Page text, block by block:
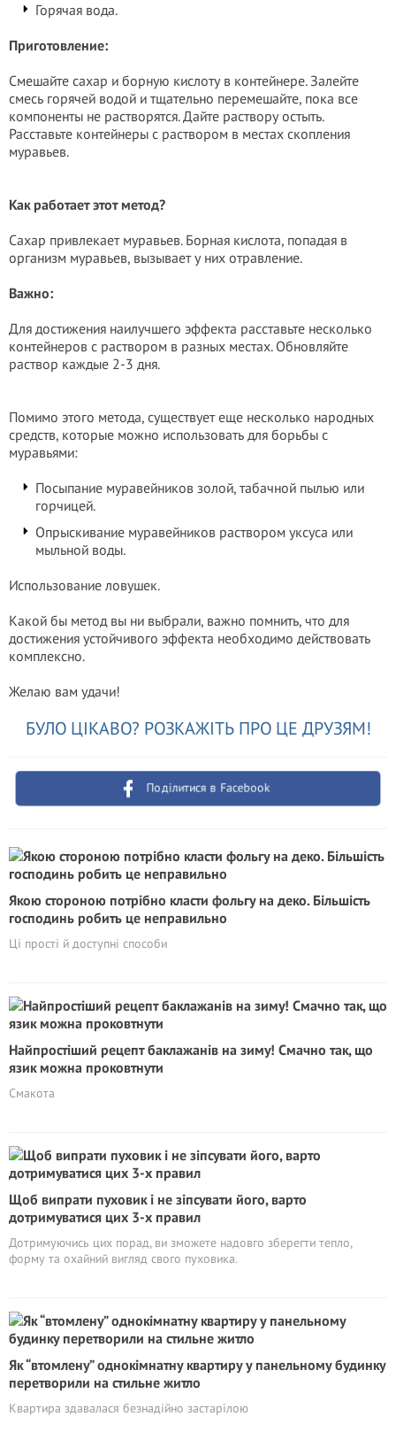
Горячая вода.
Приготовление:
Смешайте сахар и борную кислоту в контейнере. Залейте
смесь горячей водой и тщательно перемешайте, пока все
компоненты не растворятся. Дайте раствору остыть.
Расставьте контейнеры с раствором в местах скопления
муравьев.
Как работает этот метод?
Сахар привлекает муравьев. Борная кислота, попадая в
организм муравьев, вызывает у них отравление.
Важно:
Для достижения наилучшего эффекта расставьте несколько
контейнеров с раствором в разных местах. Обновляйте
раствор каждые 2-3 дня.
Помимо этого метода, существует еще несколько народных
средств, которые можно использовать для борьбы с
муравьями:
Посыпание муравейников золой, табачной пылью или
горчицей.
Опрыскивание муравейников раствором уксуса или
мыльной воды.
Использование ловушек.
Какой бы метод вы ни выбрали, важно помнить, что для
достижения устойчивого эффекта необходимо действовать
комплексно.
Желаю вам удачи!
БУЛО ЦІКАВО? РОЗКАЖІТЬ ПРО ЦЕ ДРУЗЯМ!
Поділитися в Facebook
Якою стороною потрібно класти фольгу на деко. Більшість
господинь робить це неправильно
Ці прості й доступні способи
Найпростіший рецепт баклажанів на зиму! Смачно так, що
язик можна проковтнути
Смакота
Щоб випрати пуховик і не зіпсувати його, варто
дотримуватися цих 3-х правил
Дотримуючись цих порад, ви зможете надовго зберегти тепло,
форму та охайний вигляд свого пуховика.
Як “втомлену” однокімнатну квартиру у панельному будинку
перетворили на стильне житло
Квартира здавалася безнадійно застарілою